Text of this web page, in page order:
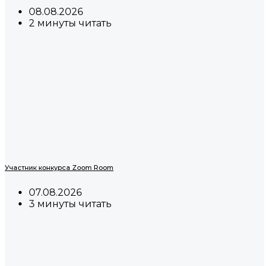
08.08.2026
2 минуты читать
Участник конкурса Zoom Room
07.08.2026
3 минуты читать